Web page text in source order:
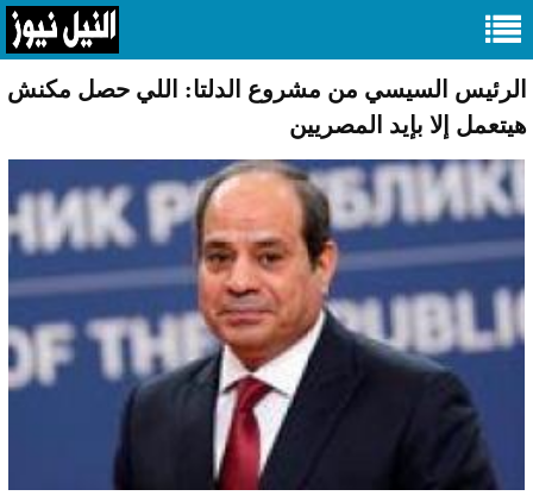
الرئيس السيسي من مشروع الدلتا: اللي حصل مكنش
هيتعمل إلا بإيد المصريين